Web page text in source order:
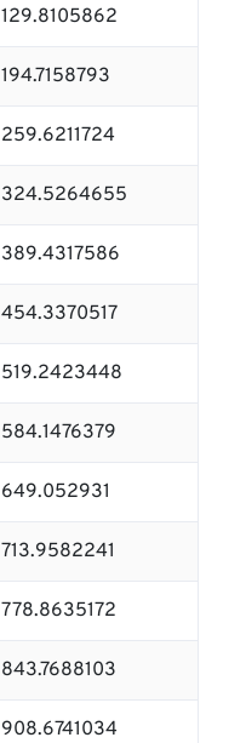
129.8105862
194.7158793
259.6211724
324.5264655
389.4317586
454.3370517
519.2423448
584.1476379
649.052931
713.9582241
778.8635172
843.7688103
908.6741034